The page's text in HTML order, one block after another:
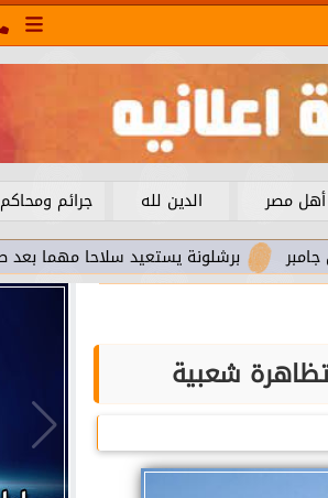
أهل مصر الدين لله جرائم ومحاكم
برشلونة يستعيد سلاحا مهما بعد صدمة كأس
شعبية